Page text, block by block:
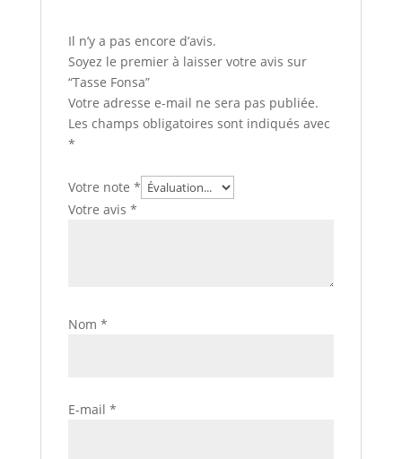
Il n’y a pas encore d’avis.
Soyez le premier à laisser votre avis sur
“Tasse Fonsa”
Votre adresse e-mail ne sera pas publiée.
Les champs obligatoires sont indiqués avec
*
Votre note *
Votre avis *
Nom *
E-mail *